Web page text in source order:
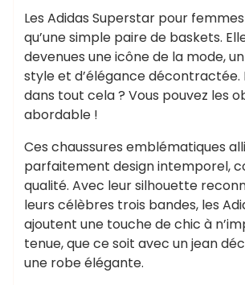
Les Adidas Superstar pour
qu’une simple paire de baskets.
devenues une icône de la mode,
style et d’élégance décontractée.
dans tout cela ? Vous pouvez les
abordable !
Ces chaussures emblématiques
parfaitement design intemporel,
qualité. Avec leur silhouette
leurs célèbres trois bandes, les
ajoutent une touche de chic à
tenue, que ce soit avec un jean
une robe élégante.